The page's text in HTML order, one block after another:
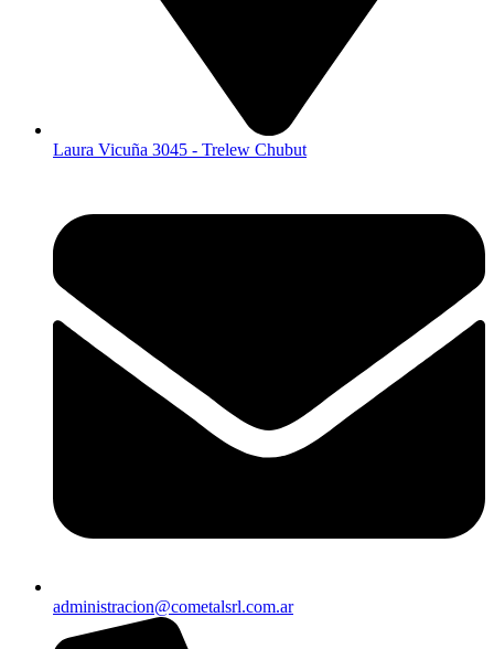
Laura Vicuña 3045 - Trelew Chubut
administracion@cometalsrl.com.ar